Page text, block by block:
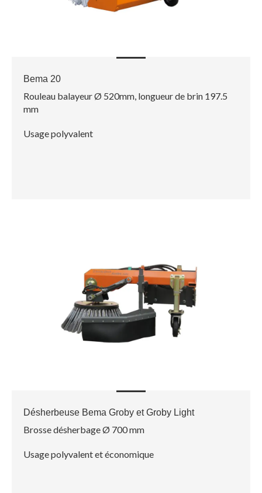
Bema 20
Rouleau balayeur Ø 520mm, longueur de brin 197.5
mm
Usage polyvalent
Désherbeuse Bema Groby et Groby Light
Brosse désherbage Ø 700 mm
Usage polyvalent et économique